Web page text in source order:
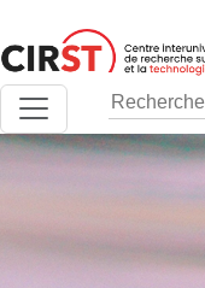
au
contenu